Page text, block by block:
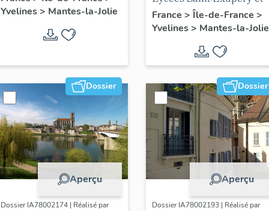
Yvelines> Mantes-la-Jolie
Jean Rostand
France > Île-de-France >
Yvelines> Mantes-la-Jolie
Dossier
Aperçu
Dossier IA78002174 | Réalisé par
Dossier
Aperçu
Dossier IA78002193 | Réalisé par